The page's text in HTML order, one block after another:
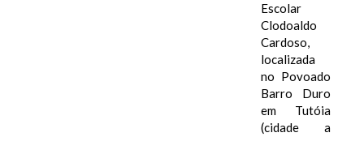
Escolar
Clodoaldo
Cardoso,
localizada
no Povoado
Barro Duro
em Tutóia
(cidade a